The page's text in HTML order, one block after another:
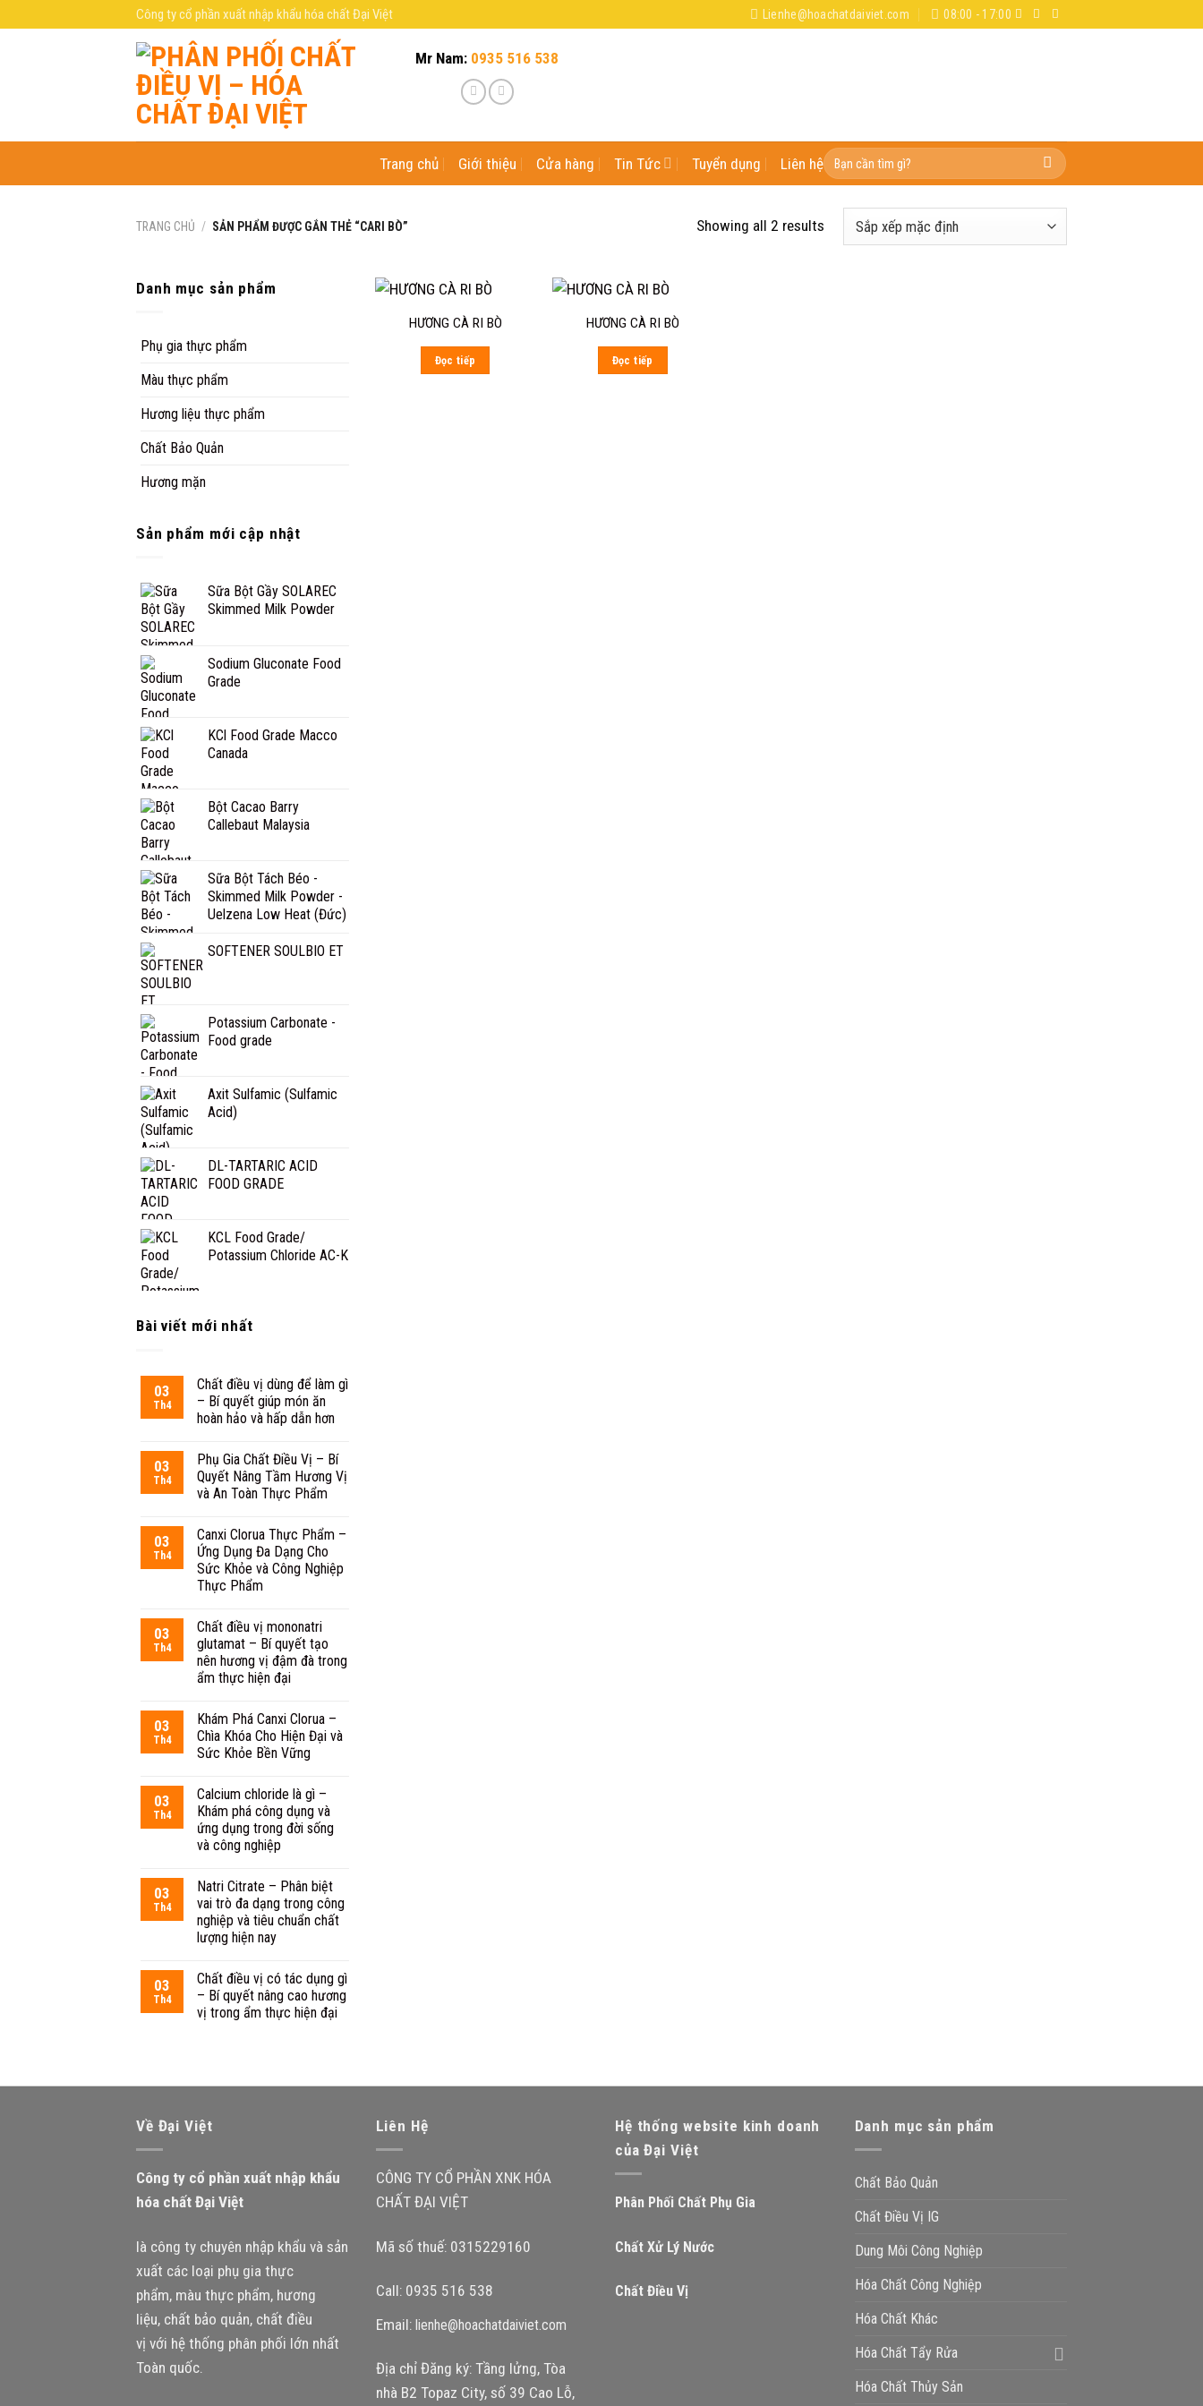
Công ty cổ phần xuất nhập khẩu hóa chất Đại Việt Lienhe@hoachatdaiviet.com 08:00 - 17:00
Mr Nam: 0935 516 538
Trang chủ Giới thiệu Cửa hàng Tin Tức Tuyển dụng Liên hệTìm
kiếm:
TRANG CHỦ / SẢN PHẨM ĐƯỢC GẮN THẺ “CARI BÒ” Showing all 2 results
Danh mục sản phẩm
Phụ gia thực phẩm
Màu thực phẩm
Hương liệu thực phẩm
Chất Bảo Quản
Hương mặn
Sản phẩm mới cập nhật
Sữa Bột Gầy SOLAREC
Skimmed Milk Powder
Sodium Gluconate Food
Grade
KCl Food Grade Macco
Canada
Bột Cacao Barry
Callebaut Malaysia
Sữa Bột Tách Béo -
Skimmed Milk Powder -
Uelzena Low Heat (Đức)
SOFTENER SOULBIO ET
Potassium Carbonate -
Food grade
Axit Sulfamic (Sulfamic
Acid)
DL-TARTARIC ACID
FOOD GRADE
KCL Food Grade/
Potassium Chloride AC-K
Bài viết mới nhất
03
Th4
Chất điều vị dùng để làm gì
– Bí quyết giúp món ăn
hoàn hảo và hấp dẫn hơn
03
Th4
Phụ Gia Chất Điều Vị – Bí
Quyết Nâng Tầm Hương Vị
và An Toàn Thực Phẩm
03
Th4
Canxi Clorua Thực Phẩm –
Ứng Dụng Đa Dạng Cho
Sức Khỏe và Công Nghiệp
Thực Phẩm
03
Th4
Chất điều vị mononatri
glutamat – Bí quyết tạo
nên hương vị đậm đà trong
ẩm thực hiện đại
03
Th4
Khám Phá Canxi Clorua –
Chìa Khóa Cho Hiện Đại và
Sức Khỏe Bền Vững
03
Th4
Calcium chloride là gì –
Khám phá công dụng và
ứng dụng trong đời sống
và công nghiệp
03
Th4
Natri Citrate – Phân biệt
vai trò đa dạng trong công
nghiệp và tiêu chuẩn chất
lượng hiện nay
03
Th4
Chất điều vị có tác dụng gì
– Bí quyết nâng cao hương
vị trong ẩm thực hiện đại
HƯƠNG CÀ RI BÒ
Đọc tiếp
HƯƠNG CÀ RI BÒ
Đọc tiếp
Về Đại Việt
Công ty cổ phần xuất nhập khẩu
hóa chất Đại Việt
là công ty chuyên nhập khẩu và sản
xuất các loại phụ gia thực
phẩm, màu thực phẩm, hương
liệu, chất bảo quản, chất điều
vị với hệ thống phân phối lớn nhất
Toàn quốc.
Liên Hệ
CÔNG TY CỔ PHẦN XNK HÓA
CHẤT ĐẠI VIỆT
Mã số thuế: 0315229160
Call: 0935 516 538
Email: lienhe@hoachatdaiviet.com
Địa chỉ Đăng ký: Tầng lửng, Tòa
nhà B2 Topaz City, số 39 Cao Lỗ,
Hệ thống website kinh doanh
của Đại Việt
Phân Phối Chất Phụ Gia
Chất Xử Lý Nước
Chất Điều Vị
Danh mục sản phẩm
Chất Bảo Quản
Chất Điều Vị IG
Dung Môi Công Nghiệp
Hóa Chất Công Nghiệp
Hóa Chất Khác
Hóa Chất Tẩy Rửa
Hóa Chất Thủy Sản